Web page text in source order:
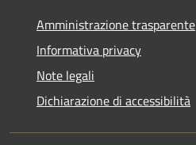
Amministrazione trasparente
Informativa privacy
Note legali
Dichiarazione di accessibilità